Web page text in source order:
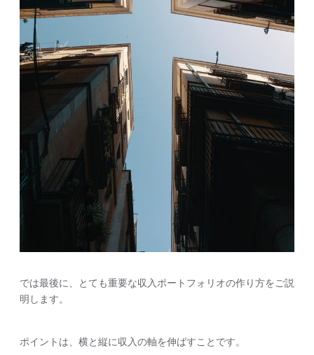
では最後に、とても重要な収入ポートフォリオの作り方をご説
明します。
ポイントは、横と縦に収入の軸を伸ばすことです。